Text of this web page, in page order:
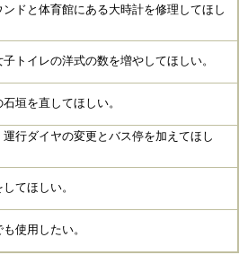
ンドと体育館にある大時計を修理してほし
トイレの洋式の数を増やしてほしい。
垣を直してほしい。
行ダイヤの変更とバス停を加えてほし
てほしい。
使用したい。